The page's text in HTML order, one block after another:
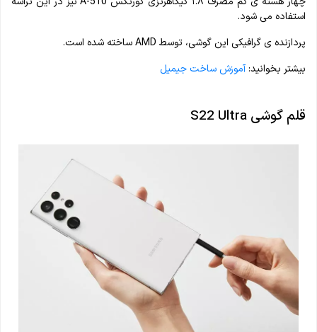
استفاده می‌ شود.
پردازنده ی گرافیکی این گوشی، توسط AMD ساخته شده است.
بیشتر بخوانید:آموزش ساخت جیمیل
قلم گوشی S22 Ultra